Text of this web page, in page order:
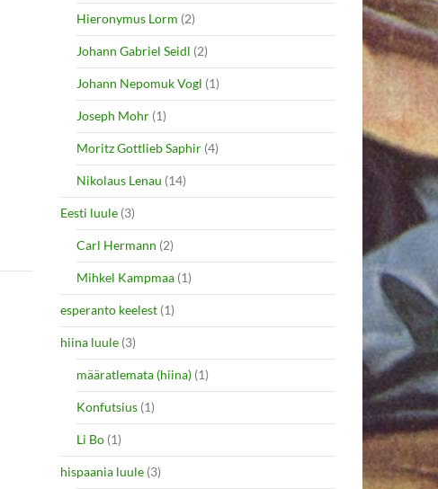
Hieronymus Lorm (2)
Johann Gabriel Seidl (2)
Johann Nepomuk Vogl (1)
Joseph Mohr (1)
Moritz Gottlieb Saphir (4)
Nikolaus Lenau (14)
Eesti luule (3)
Carl Hermann (2)
Mihkel Kampmaa (1)
esperanto keelest (1)
hiina luule (3)
määratlemata (hiina) (1)
Konfutsius (1)
Li Bo (1)
hispaania luule (3)